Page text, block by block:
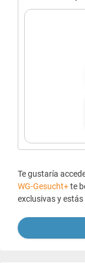
Te gustaría
WG-Gesucht+te
exclusivas y